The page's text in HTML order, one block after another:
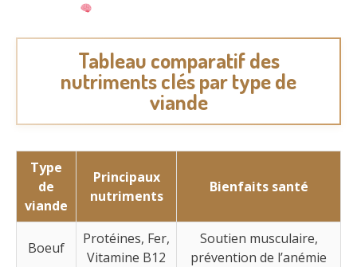
Tableau comparatif des
nutriments clés par type de
viande
Type
de
viande
Principaux
nutriments
Bienfaits santé
Boeuf
Protéines, Fer,
Vitamine B12
Soutien musculaire,
prévention de l’anémie